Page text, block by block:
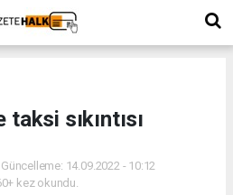
taksi sıkıntısı
14.09.2022 - 10:12
kez okundu.